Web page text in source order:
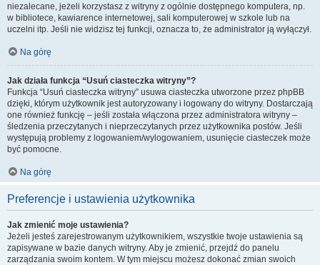
niezalecane, jeżeli korzystasz z witryny z ogólnie dostępnego komputera, np.
w bibliotece, kawiarence internetowej, sali komputerowej w szkole lub na
uczelni itp. Jeśli nie widzisz tej funkcji, oznacza to, że administrator ją wyłączył.
Na górę
Jak działa funkcja “Usuń ciasteczka witryny”?
Funkcja “Usuń ciasteczka witryny” usuwa ciasteczka utworzone przez phpBB
dzięki, którym użytkownik jest autoryzowany i logowany do witryny. Dostarczają
one również funkcję – jeśli została włączona przez administratora witryny –
śledzenia przeczytanych i nieprzeczytanych przez użytkownika postów. Jeśli
występują problemy z logowaniem/wylogowaniem, usunięcie ciasteczek może
być pomocne.
Na górę
Preferencje i ustawienia użytkownika
Jak zmienić moje ustawienia?
Jeżeli jesteś zarejestrowanym użytkownikiem, wszystkie twoje ustawienia są
zapisywane w bazie danych witryny. Aby je zmienić, przejdź do panelu
zarządzania swoim kontem. W tym miejscu możesz dokonać zmian swoich